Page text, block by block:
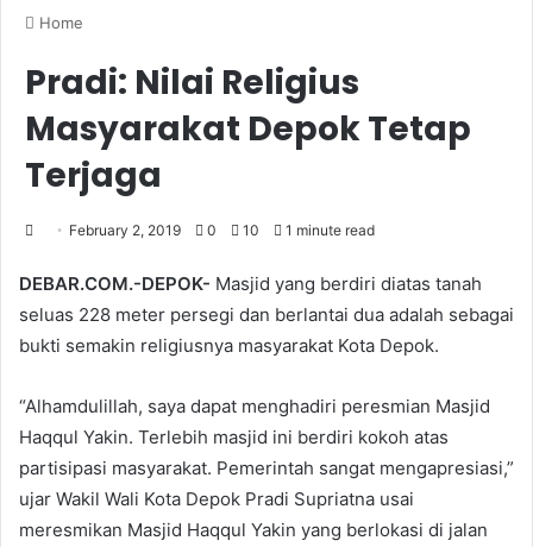
Home
Pradi: Nilai Religius
Masyarakat Depok Tetap
Terjaga
February 2, 2019 0 10 1 minute read
DEBAR.COM.-DEPOK- Masjid yang berdiri diatas tanah
seluas 228 meter persegi dan berlantai dua adalah sebagai
bukti semakin religiusnya masyarakat Kota Depok.
“Alhamdulillah, saya dapat menghadiri peresmian Masjid
Haqqul Yakin. Terlebih masjid ini berdiri kokoh atas
partisipasi masyarakat. Pemerintah sangat mengapresiasi,”
ujar Wakil Wali Kota Depok Pradi Supriatna usai
meresmikan Masjid Haqqul Yakin yang berlokasi di jalan